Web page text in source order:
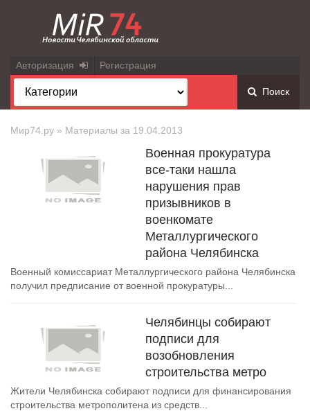
Авторизация Регистрация
Поиск
Мир74.ру » Материалы за 19.04.2013
Военная прокуратура
все-таки нашла
нарушения прав
призывников в
военкомате
Металлургического
района Челябинска
Военный комиссариат Металлургического района Челябинска
получил предписание от военной прокуратуры...
Челябинцы собирают
подписи для
возобновления
строительства метро
Жители Челябинска собирают подписи для финансирования
строительства метрополитена из средств...